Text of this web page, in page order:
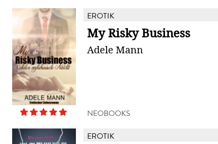
EROTIK
My Risky Business
Adele Mann
NEOBOOKS
EROTIK